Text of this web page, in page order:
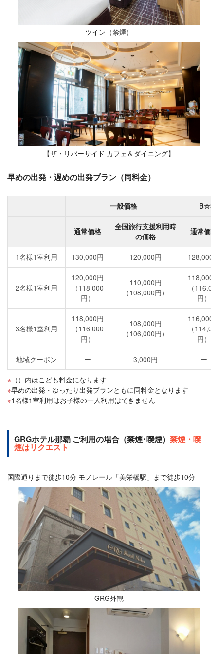
ツイン（禁煙）
【ザ・リバーサイド カフェ＆ダイニング】
早めの出発・遅めの出発プラン（同料金）
一般価格
通常価格
全国旅行支援利用時
の価格
通常価格
1名様1室利用 130,000円 120,000円 128,000
2名様1室利用
120,000円
（118,000
円）
110,000円
（108,000円）
118,000
（
円）
3名様1室利用
118,000円
（116,000
円）
108,000円
（106,000円）
116,000
（
円）
地域クーポン ー 3,000円 ー
（）内はこども料金になります
早めの出発・ゆったり出発プランともに同料金となります
1名様1室利用はお子様の一人利用はできません
GRGホテル那覇 ご利用の場合（禁煙･喫煙） 禁煙・喫
煙はリクエスト
国際通りまで徒歩10分 モノレール「美栄橋駅」まで徒歩10分
GRG外観